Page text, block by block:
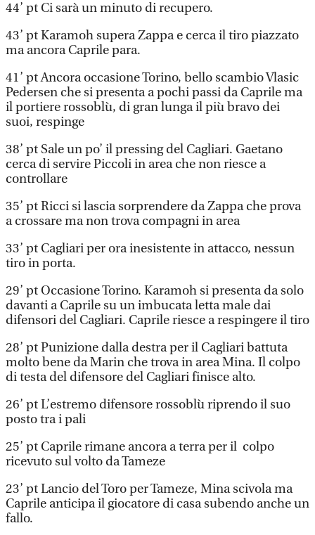
44’ pt Ci sarà un minuto di recupero.
43’ pt Karamoh supera Zappa e cerca il tiro piazzato
ma ancora Caprile para.
41’ pt Ancora occasione Torino, bello scambio Vlasic
Pedersen che si presenta a pochi passi da Caprile ma
il portiere rossoblù, di gran lunga il più bravo dei
suoi, respinge
38’ pt Sale un po’ il pressing del Cagliari. Gaetano
cerca di servire Piccoli in area che non riesce a
controllare
35’ pt Ricci si lascia sorprendere da Zappa che prova
a crossare ma non trova compagni in area
33’ pt Cagliari per ora inesistente in attacco, nessun
tiro in porta.
29’ pt Occasione Torino. Karamoh si presenta da solo
davanti a Caprile su un imbucata letta male dai
difensori del Cagliari. Caprile riesce a respingere il tiro
28’ pt Punizione dalla destra per il Cagliari battuta
molto bene da Marin che trova in area Mina. Il colpo
di testa del difensore del Cagliari finisce alto.
26’ pt L’estremo difensore rossoblù riprendo il suo
posto tra i pali
25’ pt Caprile rimane ancora a terra per il colpo
ricevuto sul volto da Tameze
23’ pt Lancio del Toro per Tameze, Mina scivola ma
Caprile anticipa il giocatore di casa subendo anche un
fallo.